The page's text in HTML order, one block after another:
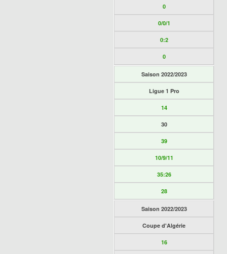
0
0/0/1
0:2
0
Saison 2022/2023
Ligue 1 Pro
14
30
39
10/9/11
35:26
28
Saison 2022/2023
Coupe d'Algérie
16